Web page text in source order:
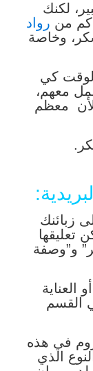
لكنك
كم من رواد
وخاصة
كي
معهم،
معظم
زبائنك
تعليقها
و”وصفة
العناية
القسم
في هذه
الذي